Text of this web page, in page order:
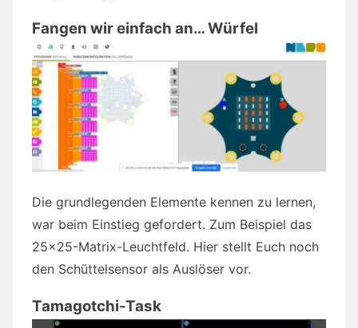
Fangen wir einfach an… Würfel
Die grundlegenden Elemente kennen zu lernen,
war beim Einstieg gefordert. Zum Beispiel das
25×25-Matrix-Leuchtfeld. Hier stellt Euch noch
den Schüttelsensor als Auslöser vor.
Tamagotchi-Task